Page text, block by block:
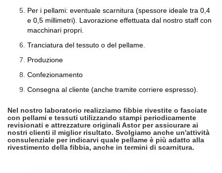
Per i pellami: eventuale scarnitura (spessore ideale tra 0,4
e 0,5 millimetri). Lavorazione effettuata dal nostro staff con
macchinari propri.
Tranciatura del tessuto o del pellame.
Produzione
Confezionamento
Consegna al cliente (anche tramite corriere espresso).
Nel nostro laboratorio realizziamo fibbie rivestite o fasciate
con pellami e tessuti utilizzando stampi periodicamente
revisionati e attrezzature originali Astor per assicurare ai
nostri clienti il miglior risultato. Svolgiamo anche un'attività
consulenziale per indicarvi quale pellame è più adatto alla
rivestimento della fibbia, anche in termini di scarnitura.